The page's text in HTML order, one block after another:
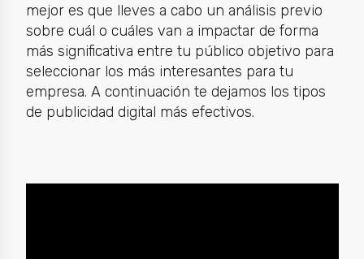
mejor es que lleves a cabo un análisis previo
sobre cuál o cuáles van a impactar de forma
más significativa entre tu público objetivo para
seleccionar los más interesantes para tu
empresa. A continuación te dejamos los tipos
de publicidad digital más efectivos.